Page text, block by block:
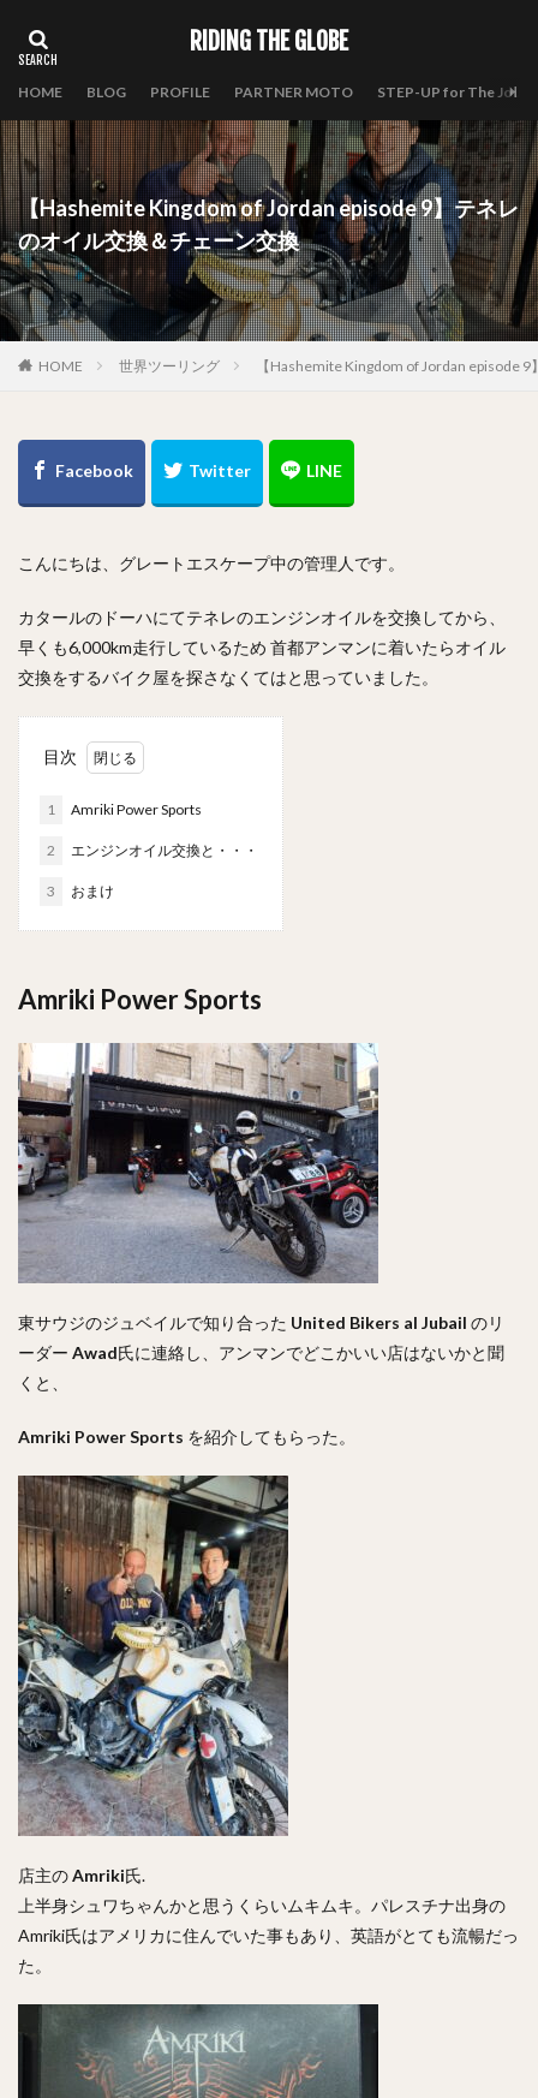
RIDING THE GLOBE
HOME BLOG PROFILE PARTNER MOTO STEP-UP for The
【Hashemite Kingdom of Jordan episode 9】テネレ
のオイル交換＆チェーン交換
HOME 世界ツーリング 【Hashemite Kingdom of Jordan episode
こんにちは、グレートエスケープ中の管理人です。
カタールのドーハにてテネレのエンジンオイルを交換してから、
早くも6,000km走行しているため 首都アンマンに着いたらオイル
交換をするバイク屋を探さなくてはと思っていました。
目次
1 Amriki Power Sports
2 エンジンオイル交換と・・・
3 おまけ
Amriki Power Sports
東サウジのジュベイルで知り合った United Bikers al Jubail のリ
ーダー Awad氏に連絡し、アンマンでどこかいい店はないかと聞
くと、
Amriki Power Sports を紹介してもらった。
店主のAmriki氏.
上半身シュワちゃんかと思うくらいムキムキ。パレスチナ出身の
Amriki氏はアメリカに住んでいた事もあり、英語がとても流暢だっ
た。